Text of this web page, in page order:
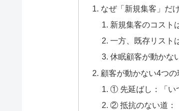
なぜ「新規集客」だ
新規集客のコスト
一方、既存リスト
休眠顧客が動かな
顧客が動かない4つ
① 先延ばし：「い
② 抵抗のない道：